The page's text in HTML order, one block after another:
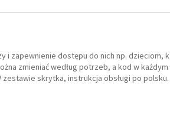
zapewnienie dostępu do nich np. dzieciom,
zmieniać według potrzeb, a kod w każdym
skrytka, instrukcja obsługi po polsku.